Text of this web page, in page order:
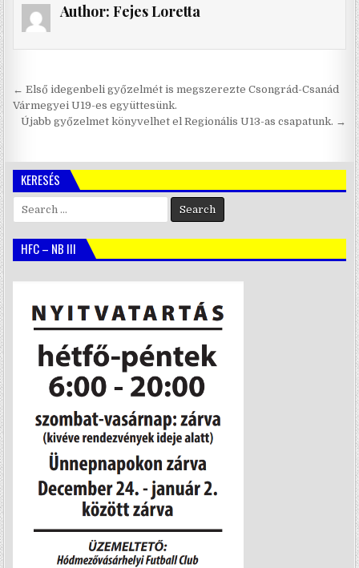
Author: Fejes Loretta
Bejegyzés
navigáció
← Első idegenbeli győzelmét is megszerezte Csongrád-Csanád
Vármegyei U19-es együttesünk.
Újabb győzelmet könyvelhet el Regionális U13-as csapatunk. →
KERESÉS
HFC – NB III